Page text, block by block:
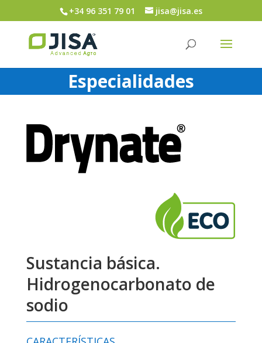
+34 96 351 79 01 jisa@jisa.es
Especialidades
Sustancia básica.
Hidrogenocarbonato de
sodio